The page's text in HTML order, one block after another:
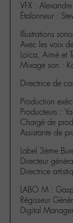
VFX :
Étalonneur :
Illustrations
Avec les voix
Loïca, Aimé et
Mixage son :
Directrice de
Production
Producteurs :
Chargé de
Assistante de
Label 3ème
Directeur
Directrice
LABO M :
Régisseur
Digital